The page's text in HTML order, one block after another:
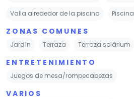
Valla alrededor de la piscina Piscina
ZONAS COMUNES
Jardín Terraza Terraza solárium
ENTRETENIMIENTO
Juegos de mesa/rompecabezas
VARIOS